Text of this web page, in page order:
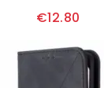
€12.80